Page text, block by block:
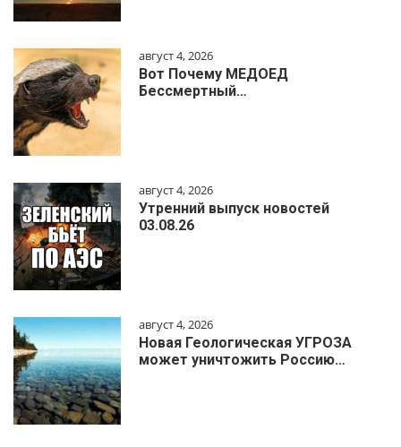
август 4, 2026
Вот Почему МЕДОЕД
Бессмертный…
август 4, 2026
Утренний выпуск новостей
03.08.26
август 4, 2026
Новая Геологическая УГРОЗА
может уничтожить Россию…